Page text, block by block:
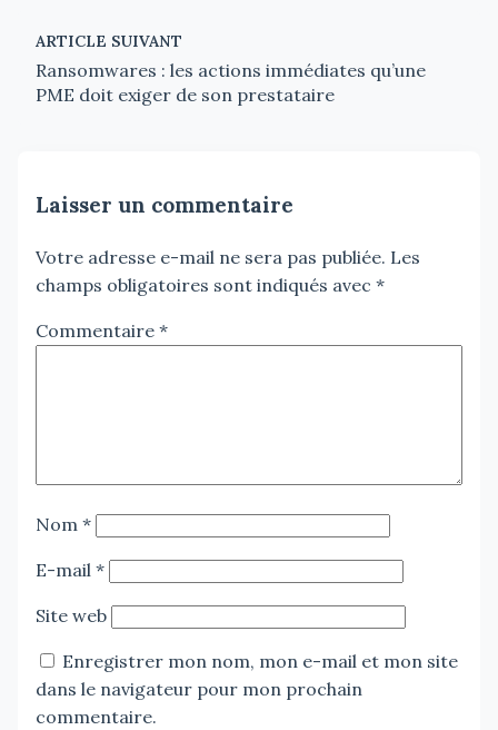
ARTICLE SUIVANT
Ransomwares : les actions immédiates qu’une
PME doit exiger de son prestataire
Laisser un commentaire
Votre adresse e-mail ne sera pas publiée. Les
champs obligatoires sont indiqués avec *
Commentaire *
Nom *
E-mail *
Site web
Enregistrer mon nom, mon e-mail et mon site
dans le navigateur pour mon prochain
commentaire.